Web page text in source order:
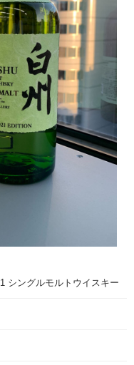
シングルモルトウイスキー